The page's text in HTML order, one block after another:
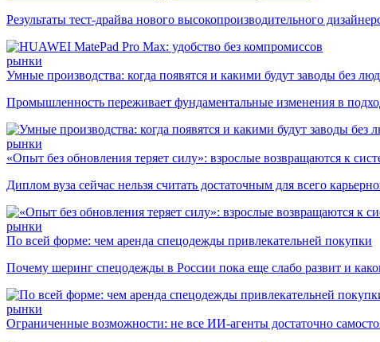
Результаты тест-драйва нового высокопроизводительного
рынки
Умные производства: когда появятся и какими будут заводы без
Промышленность переживает фундаментальные изменения в
рынки
«Опыт без обновления теряет силу»: взрослые возвращаются к
Диплом вуза сейчас нельзя считать достаточным для всего
рынки
По всей форме: чем аренда спецодежды привлекательней покупки
Почему шеринг спецодежды в России пока еще слабо развит и
рынки
Ограниченные возможности: не все ИИ-агенты достаточно